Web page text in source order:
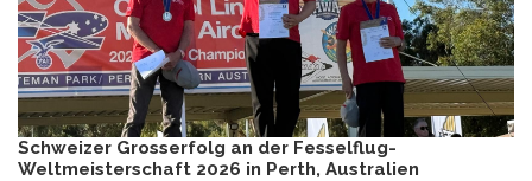
Schweizer Grosserfolg an der Fesselflug-
Weltmeisterschaft 2026 in Perth, Australien